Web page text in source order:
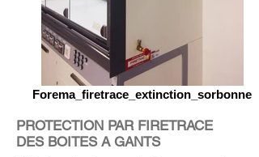
Forema_firetrace_extinction_sorbonne
PROTECTION PAR FIRETRACE
DES BOITES A GANTS